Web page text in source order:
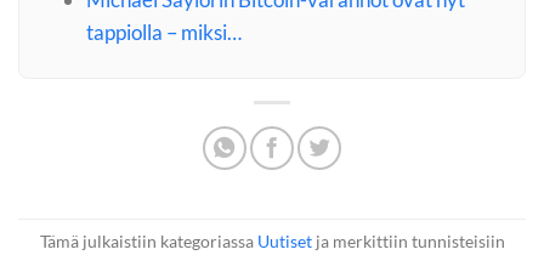
tappiolla – miksi…
Tämä julkaistiin kategoriassa Uutisetja merkittiin tunnisteisiin